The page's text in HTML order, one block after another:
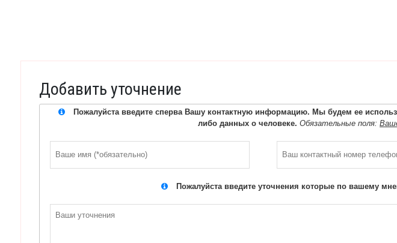
Добавить уточнение
Пожалуйста введите сперва Вашу контактную информацию. Мы будем ее
либо данных о человеке. Обязательные поля:
Пожалуйста введите уточнения которые по вашему